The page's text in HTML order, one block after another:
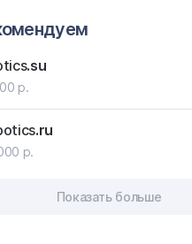
.su
р.
.ru
р.
Показать больше